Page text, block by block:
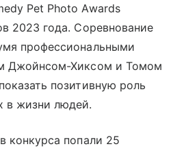
Pet Photo Awards
2023 года. Соревнование
профессиональными
Джойнсом-Хиксом и Томом
позитивную роль
в жизни людей.
конкурса попали 25